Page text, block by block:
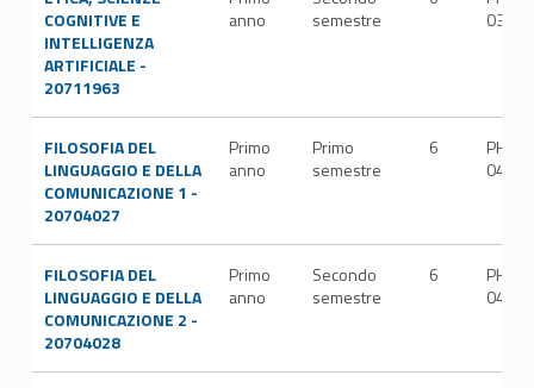
COGNITIVE E
INTELLIGENZA
ARTIFICIALE -
20711963
anno
semestre
03/A
FILOSOFIA DEL
LINGUAGGIO E DELLA
COMUNICAZIONE 1 -
20704027
Primo
anno
Primo
semestre
6
PHIL-
04/B
FILOSOFIA DEL
LINGUAGGIO E DELLA
COMUNICAZIONE 2 -
20704028
Primo
anno
Secondo
semestre
6
PHIL-
04/B